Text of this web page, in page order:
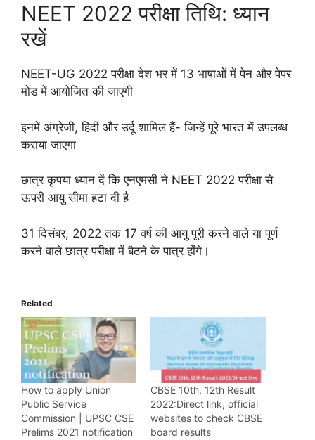
NEET 2022 परीक्षा तिथि: ध्यान
रखें
NEET-UG 2022 परीक्षा देश भर में 13 भाषाओं में पेन और पेपर
मोड में आयोजित की जाएगी
इनमें अंग्रेजी, हिंदी और उर्दू शामिल हैं- जिन्हें पूरे भारत में उपलब्ध
कराया जाएगा
छात्र कृपया ध्यान दें कि एनएमसी ने NEET 2022 परीक्षा से
ऊपरी आयु सीमा हटा दी है
31 दिसंबर, 2022 तक 17 वर्ष की आयु पूरी करने वाले या पूर्ण
करने वाले छात्र परीक्षा में बैठने के पात्र होंगे।
Related
How to apply Union
Public Service
Commission | UPSC CSE
Prelims 2021 notification
CBSE 10th, 12th Result
2022:Direct link, official
websites to check CBSE
board results